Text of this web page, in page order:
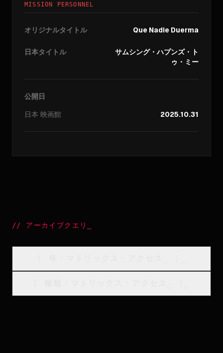
MISSION PERSONNEL
オリジナルタイトル Que Nadie Duerma
日本タイトル
サムシング・ハプンズ・ト
ゥ・ミー
公開日
日本 映画館 2025.10.31
// アーカイブクエリ